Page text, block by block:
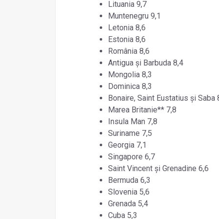
Lituania 9,7
Muntenegru 9,1
Letonia 8,6
Estonia 8,6
România 8,6
Antigua și Barbuda 8,4
Mongolia 8,3
Dominica 8,3
Bonaire, Saint Eustatius și Saba
Marea Britanie** 7,8
Insula Man 7,8
Suriname 7,5
Georgia 7,1
Singapore 6,7
Saint Vincent și Grenadine 6,6
Bermuda 6,3
Slovenia 5,6
Grenada 5,4
Cuba 5,3